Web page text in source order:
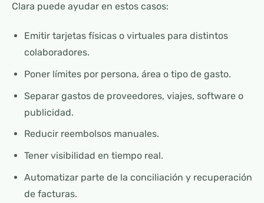
Clara puede ayudar en estos casos:
Emitir tarjetas físicas o virtuales para distintos
colaboradores.
Poner límites por persona, área o tipo de gasto.
Separar gastos de proveedores, viajes, software o
publicidad.
Reducir reembolsos manuales.
Tener visibilidad en tiempo real.
Automatizar parte de la conciliación y recuperación
de facturas.